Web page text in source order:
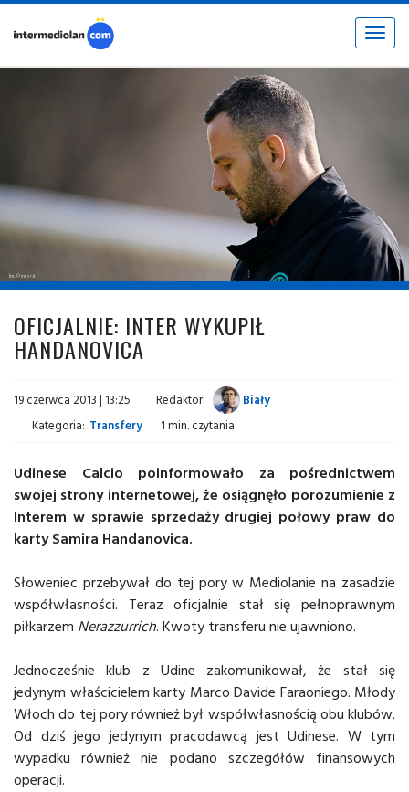
Toggle
fot. © inter.it
OFICJALNIE: INTER WYKUPIŁ
HANDANOVICA
19 czerwca 2013 | 13:25 Redaktor:
Biały
Kategoria: Transfery 1 min. czytania
Udinese Calcio poinformowało za pośrednictwem
swojej strony internetowej, że osiągnęło porozumienie z
Interem w sprawie sprzedaży drugiej połowy praw do
karty Samira Handanovica.
Słoweniec przebywał do tej pory w Mediolanie na zasadzie
współwłasności. Teraz oficjalnie stał się pełnoprawnym
piłkarzem Nerazzurrich. Kwoty transferu nie ujawniono.
Jednocześnie klub z Udine zakomunikował, że stał się
jedynym właścicielem karty Marco Davide Faraoniego. Młody
Włoch do tej pory również był współwłasnością obu klubów.
Od dziś jego jedynym pracodawcą jest Udinese. W tym
wypadku również nie podano szczegółów finansowych
operacji.